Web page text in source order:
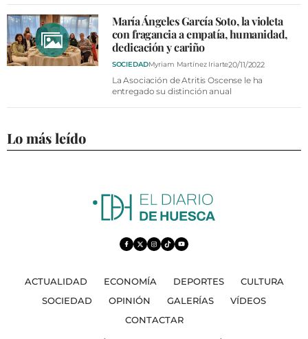
María Ángeles García Soto, la violeta
con fragancia a empatía, humanidad,
dedicación y cariño
SOCIEDADMyriam Martínez Iriarte20/11/2022
La Asociación de Atritis Oscense le ha
entregado su distinción anual
Lo más leído
ACTUALIDAD ECONOMÍA DEPORTES
CULTURA
SOCIEDAD
OPINIÓN GALERÍAS
VÍDEOS
CONTACTAR